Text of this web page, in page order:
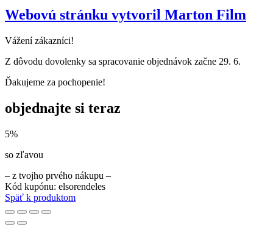
Webovú stránku vytvoril Marton Film
Vážení zákazníci!
Z dôvodu dovolenky sa spracovanie objednávok začne 29. 6.
Ďakujeme za pochopenie!
objednajte si teraz
5%
so zľavou
– z tvojho prvého nákupu –
Kód kupónu: elsorendeles
Späť k produktom